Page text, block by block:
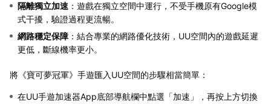
隔離獨立加速 ：遊戲在獨立空間中運行，不受手機原有Google模
式干擾，驗證過程更流暢。
網路穩定保障 ：結合專業的網路優化技術，UU空間內的遊戲延遲
更低，斷線機率更小。
將《寶可夢冠軍》手遊匯入UU空間的步驟相當簡單：
在UU手遊加速器App底部導航欄中點選「加速」，再按上方切換